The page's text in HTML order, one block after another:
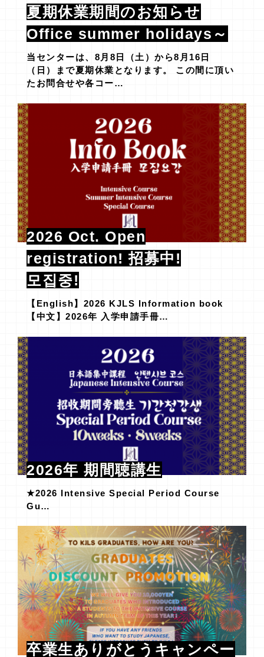
夏期休業期間のお知らせ
Office summer holidays～
当センターは、8月8日（土）から8月16日
（日）まで夏期休業となります。 この間に頂い
たお問合せや各コー…
2026 Oct. Open
registration! 招募中!
모집중!
【English】2026 KJLS Information book
【中文】2026年 入学申請手冊…
2026年 期間聴講生
★2026 Intensive Special Period Course
Gu…
卒業生ありがとうキャンペー